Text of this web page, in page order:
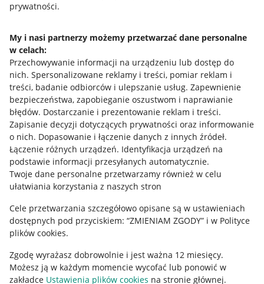
prywatności.
My i nasi partnerzy możemy przetwarzać dane personalne
w celach:
Przechowywanie informacji na urządzeniu lub dostęp do
nich. Spersonalizowane reklamy i treści, pomiar reklam i
treści, badanie odbiorców i ulepszanie usług. Zapewnienie
bezpieczeństwa, zapobieganie oszustwom i naprawianie
błędów. Dostarczanie i prezentowanie reklam i treści.
Zapisanie decyzji dotyczących prywatności oraz informowanie
o nich. Dopasowanie i łączenie danych z innych źródeł.
Łączenie różnych urządzeń. Identyfikacja urządzeń na
podstawie informacji przesyłanych automatycznie.
Twoje dane personalne przetwarzamy również w celu
ułatwiania korzystania z naszych stron
Cele przetwarzania szczegółowo opisane są w ustawieniach
dostępnych pod przyciskiem: “ZMIENIAM ZGODY” i w Polityce
plików cookies.
Zgodę wyrażasz dobrowolnie i jest ważna 12 miesięcy.
Możesz ją w każdym momencie wycofać lub ponowić w
zakładce Ustawienia plików cookies na stronie głównej.
Jak to działa
Allegro Gadane dla sprzedających
Allegro Gadane dla kupujących
Mapa miejscowości
Informacje prawne
Regulamin
Polityka plików "cookies"
Ustawienia plików "cookies"
Udostępnianie lokalizacji
Informacje dla Aktu o Usługach Cyfrowych
Pobierz aplikację